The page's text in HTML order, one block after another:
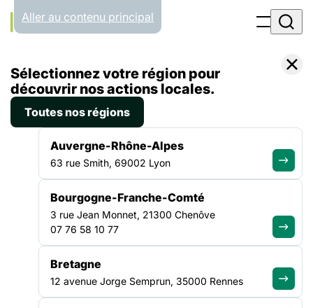
Panneau de gestion des cookies
Aller au contenu principal
Accueil Liste des actualités Offres spéciales sur les valeurs fondamentales
ACTUALITÉ|28 SEPTEMBRE 2023
Offres spéciales sur les
valeurs fondamentales
Aisha, 19 ans, a survécu en Libye et en mer Méditerranée. Ce
soir, elle devra survivre à la rue, en France. Xavier, 32 ans,
qui sera hébergé ou rejeté.
OFFRES SPÉCIALES SUR LES VALEURS FONDAMENTALES
Sélectionnez votre région pour
découvrir nos actions locales.
Toutes nos régions
Auvergne-Rhône-Alpes
63 rue Smith, 69002 Lyon
Bourgogne-Franche-Comté
3 rue Jean Monnet, 21300 Chenôve
07 76 58 10 77
Bretagne
12 avenue Jorge Semprun, 35000 Rennes